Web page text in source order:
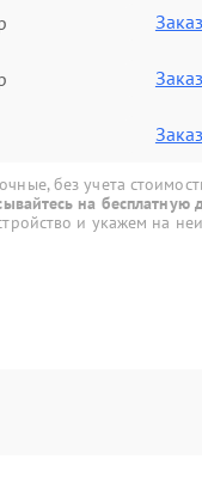
без учета
на бесплатную
и укажем на